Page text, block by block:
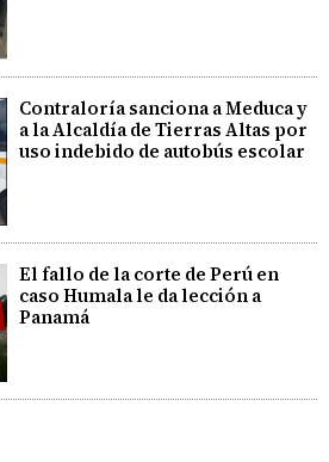
Contraloría sanciona a Meduca y
a la Alcaldía de Tierras Altas por
uso indebido de autobús escolar
El fallo de la corte de Perú en
caso Humala le da lección a
Panamá